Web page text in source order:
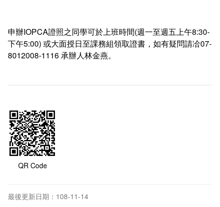
常見問答
申辦IOPCA證照之同學可於上班時間(週一至週五上午8:30-
下午5:00) 或大面授日至課務組領取證書，如有疑問請冾07-
8012008-1116 承辦人林金燕。
QR Code
最後更新日期：108-11-14